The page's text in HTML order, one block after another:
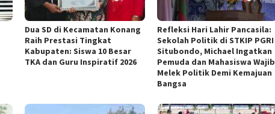
Dua SD di Kecamatan Konang
Raih Prestasi Tingkat
Kabupaten: Siswa 10 Besar
TKA dan Guru Inspiratif 2026
Refleksi Hari Lahir Pancasila:
Sekolah Politik di STKIP PGRI
Situbondo, Michael Ingatkan
Pemuda dan Mahasiswa Wajib
Melek Politik Demi Kemajuan
Bangsa